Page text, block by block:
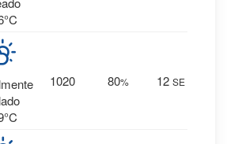
1020 80% 12 SE